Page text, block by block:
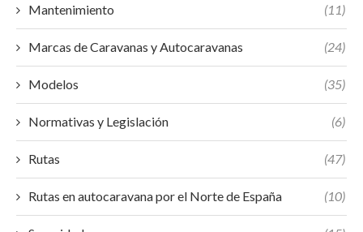
Mantenimiento (11)
Marcas de Caravanas y Autocaravanas (24)
Modelos (35)
Normativas y Legislación (6)
Rutas (47)
Rutas en autocaravana por el Norte de España (10)